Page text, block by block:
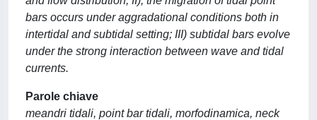
bars occurs under aggradational conditions both in
intertidal and subtidal setting; III) subtidal bars evolve
under the strong interaction between wave and tidal
currents.
Parole chiave
meandri tidali, point bar tidali, morfodinamica, neck